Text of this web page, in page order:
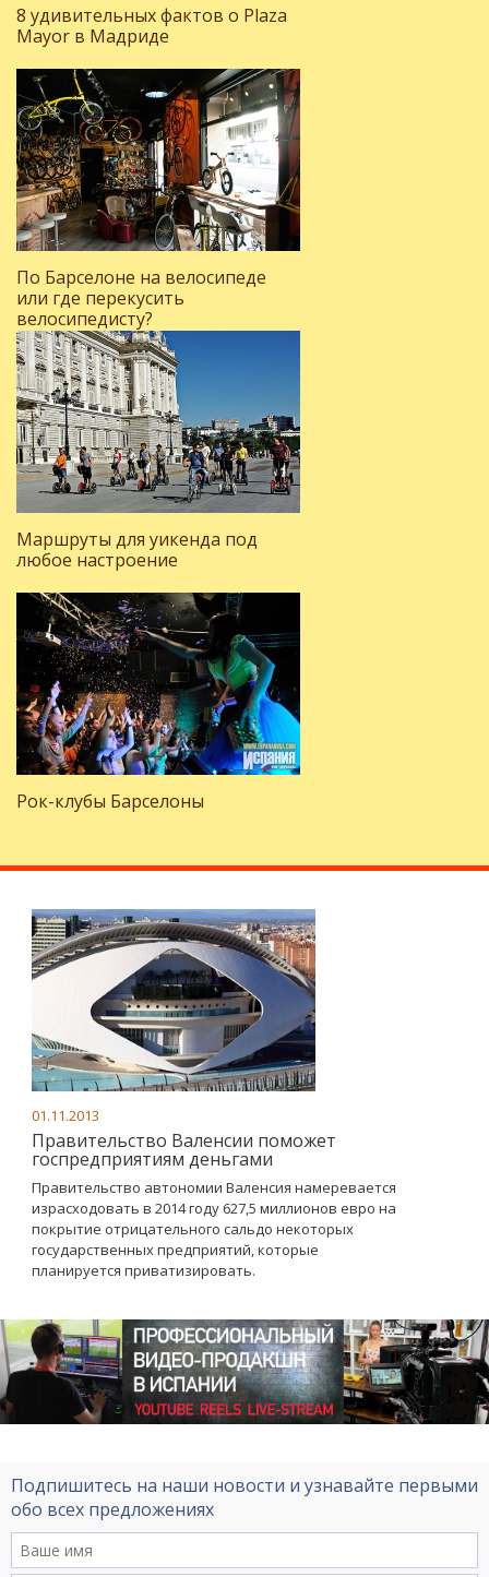
8 удивительных фактов о Plaza
Mayor в Мадриде
По Барселоне на велосипеде
или где перекусить
велосипедисту?
Маршруты для уикенда под
любое настроение
Рок-клубы Барселоны
01.11.2013
Правительство Валенсии поможет
госпредприятиям деньгами
Правительство автономии Валенсия намеревается
израсходовать в 2014 году 627,5 миллионов евро на
покрытие отрицательного сальдо некоторых
государственных предприятий, которые
планируется приватизировать.
Подпишитесь на наши новости и узнавайте первыми
обо всех предложениях